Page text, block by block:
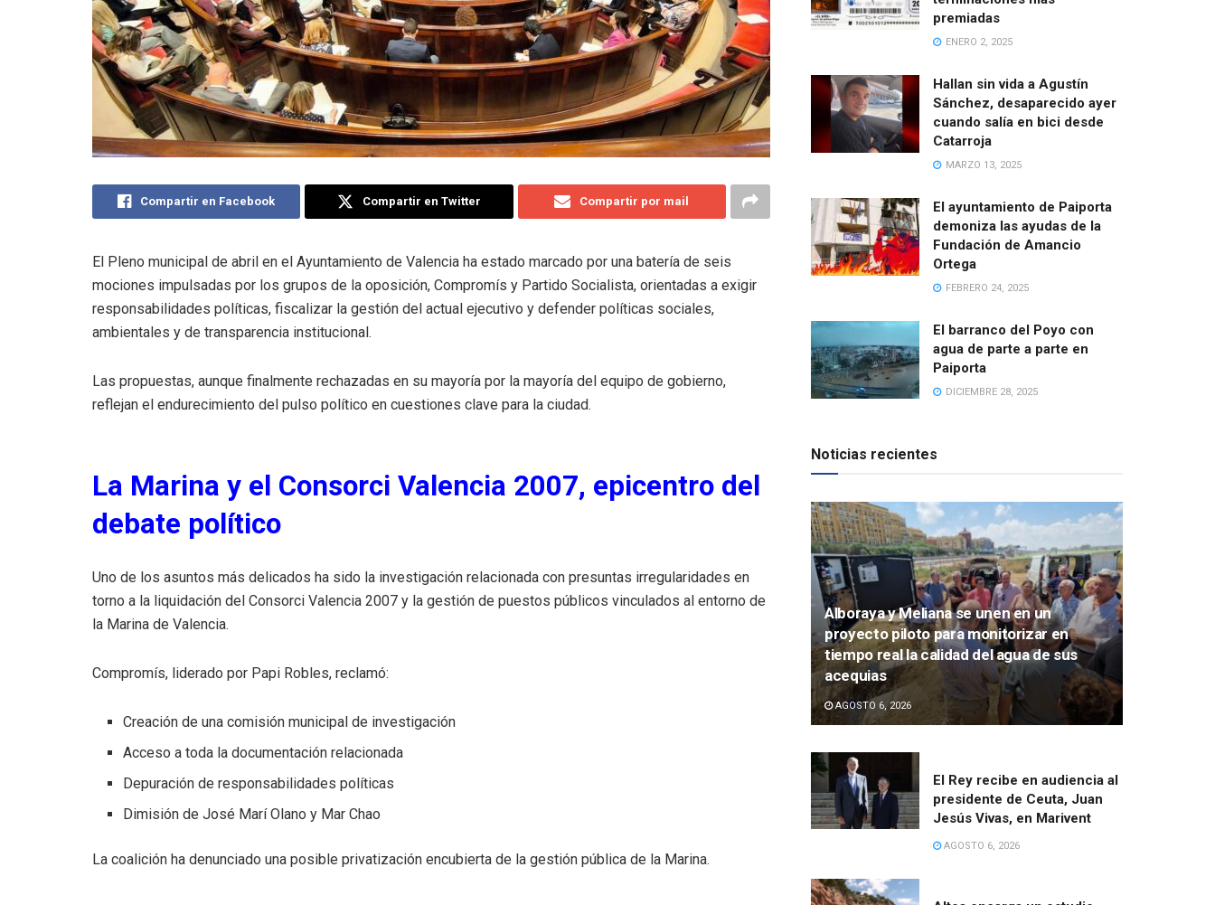
Compartir en Facebook Compartir en Twitter Compartir por mail
El Pleno municipal de abril en el Ayuntamiento de Valencia ha estado marcado por una batería de seis
mociones impulsadas por los grupos de la oposición, Compromís y Partido Socialista, orientadas a exigir
responsabilidades políticas, fiscalizar la gestión del actual ejecutivo y defender políticas sociales,
ambientales y de transparencia institucional.
Las propuestas, aunque finalmente rechazadas en su mayoría por la mayoría del equipo de gobierno,
reflejan el endurecimiento del pulso político en cuestiones clave para la ciudad.
La Marina y el Consorci Valencia 2007, epicentro del
debate político
Uno de los asuntos más delicados ha sido la investigación relacionada con presuntas irregularidades en
torno a la liquidación del Consorci Valencia 2007 y la gestión de puestos públicos vinculados al entorno de
la Marina de Valencia.
Compromís, liderado por Papi Robles, reclamó:
Creación de una comisión municipal de investigación
Acceso a toda la documentación relacionada
Depuración de responsabilidades políticas
Dimisión de José Marí Olano y Mar Chao
La coalición ha denunciado una posible privatización encubierta de la gestión pública de la Marina.
premiadas
ENERO 2, 2025
Hallan sin vida a Agustín
Sánchez, desaparecido ayer
cuando salía en bici desde
Catarroja
MARZO 13, 2025
El ayuntamiento de Paiporta
demoniza las ayudas de la
Fundación de Amancio
Ortega
FEBRERO 24, 2025
El barranco del Poyo con
agua de parte a parte en
Paiporta
DICIEMBRE 28, 2025
Noticias recientes
Alboraya y Meliana se unen en un
proyecto piloto para monitorizar en
tiempo real la calidad del agua de sus
acequias
AGOSTO 6, 2026
El Rey recibe en audiencia al
presidente de Ceuta, Juan
Jesús Vivas, en Marivent
AGOSTO 6, 2026